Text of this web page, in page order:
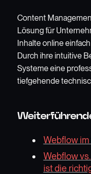
Content
Lösung für
Inhalte online
Durch ihre intuitive
Systeme eine
tiefgehende
Webflow
Webflow
ist die